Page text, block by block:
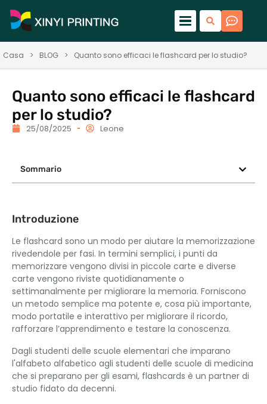
Casa > BLOG > Quanto sono efficaci le flashcard per lo studio?
Quanto sono efficaci le flashcard
per lo studio?
25/08/2025 Leone
Sommario
Introduzione
Le flashcard sono un modo per aiutare la memorizzazione
rivedendole per fasi. In termini semplici, i punti da
memorizzare vengono divisi in piccole carte e diverse
carte vengono riviste quotidianamente o
settimanalmente per migliorare la memoria. Forniscono
un metodo semplice ma potente e, cosa più importante,
modo portatile e interattivo per migliorare il ricordo,
rafforzare l’apprendimento e testare la conoscenza.
Dagli studenti delle scuole elementari che imparano
l'alfabeto alfabetico agli studenti delle scuole di medicina
che si preparano per gli esami, flashcards è un partner di
studio fidato da decenni.